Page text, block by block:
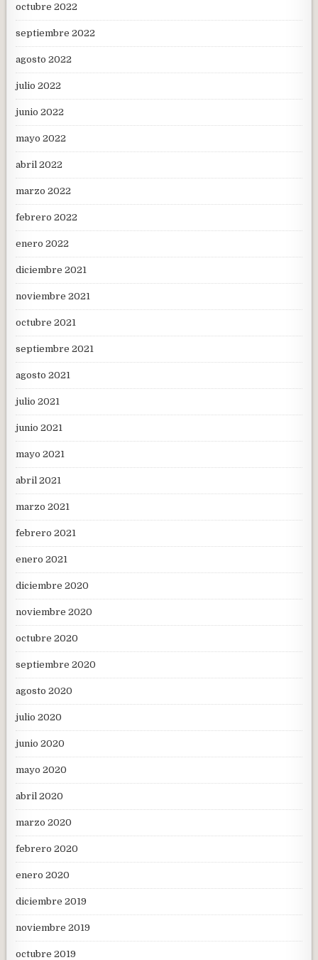
octubre 2022
septiembre 2022
agosto 2022
julio 2022
junio 2022
mayo 2022
abril 2022
marzo 2022
febrero 2022
enero 2022
diciembre 2021
noviembre 2021
octubre 2021
septiembre 2021
agosto 2021
julio 2021
junio 2021
mayo 2021
abril 2021
marzo 2021
febrero 2021
enero 2021
diciembre 2020
noviembre 2020
octubre 2020
septiembre 2020
agosto 2020
julio 2020
junio 2020
mayo 2020
abril 2020
marzo 2020
febrero 2020
enero 2020
diciembre 2019
noviembre 2019
octubre 2019